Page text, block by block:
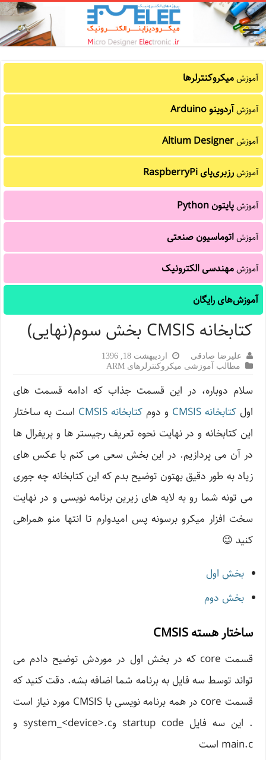
آموزشمیکروکنترلرها
آموزشآردوینو Arduino
آموزشAltium Designer
آموزشرزبری‌پای RaspberryPi
آموزشپایتون Python
آموزشاتوماسیون صنعتی
آموزشمهندسی الکترونیک
آموزش‌های رایگان
کتابخانه CMSIS بخش سوم(نهایی)
علیرضا صادقی
اردیبهشت 18, 1396
مطالب آموزشی میکروکنترلرهای ARM
سلام دوباره، در این قسمت جذاب که ادامه قسمت های
اولکتابخانه CMSIS و دوم کتابخانه CMSIS
است به ساختار
این کتابخانه و در نهایت نحوه تعریف رجیستر ها و پریفرال ها
در آن می پردازیم. در این بخش سعی می کنم با عکس های
زیاد به طور دقیق بهتون توضیح بدم که این کتابخانه چه جوری
می تونه شما رو به لایه های زیرین برنامه نویسی و در نهایت
سخت افزار میکرو برسونه پس امیدوارم تا انتها منو همراهی
کنید 😉
بخش اول
بخش دوم
ساختار هسته CMSIS
قسمت core که در بخش اول در موردش توضیح دادم می
تواند توسط سه فایل به برنامه شما اضافه بشه. دقت کنید که
قسمت core در همه برنامه نویسی با CMSIS مورد نیاز است
. این سه فایل startup code وsystem_<device>.c و
main.c است